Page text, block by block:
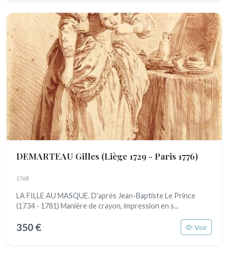
DEMARTEAU Gilles (Liège 1729 - Paris 1776)
1768
LA FILLE AU MASQUE. D'après Jean-Baptiste Le Prince
(1734 - 1781) Manière de crayon, impression en s...
350 € Voir